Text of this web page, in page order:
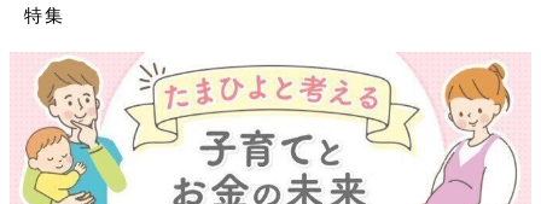
特集
【ワクチン接種できるものも】妊婦の感染症対策、知っておいて！